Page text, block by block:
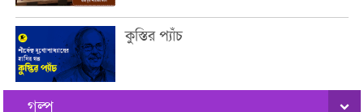
কুস্তির প্যাঁচ
গল্প